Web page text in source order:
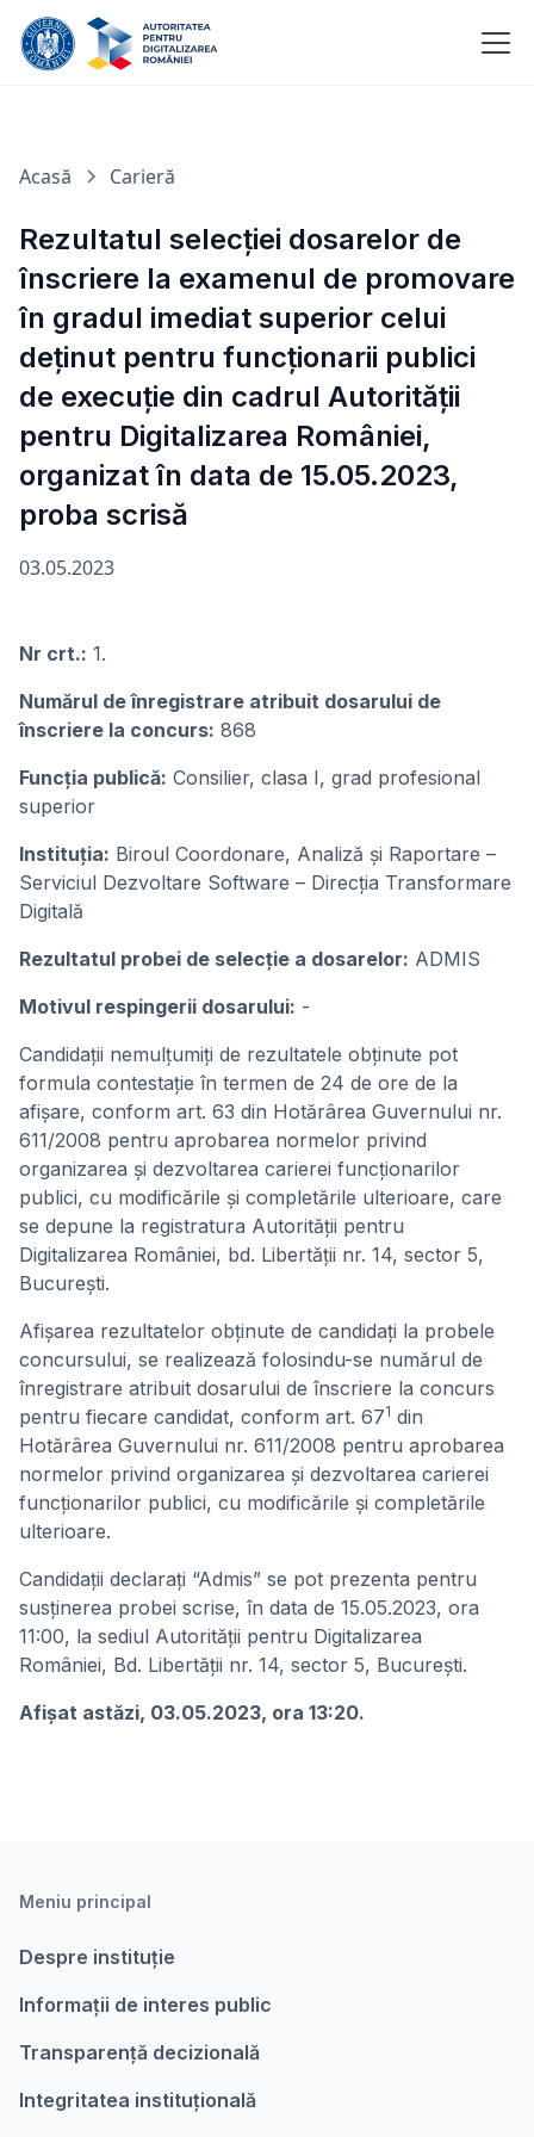
Acasă Carieră
Rezultatul selecţiei dosarelor de
înscriere la examenul de promovare
în gradul imediat superior celui
deținut pentru funcționarii publici
de execuție din cadrul Autorității
pentru Digitalizarea României,
organizat în data de 15.05.2023,
proba scrisă
03.05.2023
Nr crt.: 1.
Numărul de înregistrare atribuit dosarului de
înscriere la concurs: 868
Funcţia publică: Consilier, clasa I, grad profesional
superior
Instituţia: Biroul Coordonare, Analiză și Raportare –
Serviciul Dezvoltare Software – Direcția Transformare
Digitală
Rezultatul probei de selecție a dosarelor: ADMIS
Motivul respingerii dosarului: -
Candidații nemulțumiți de rezultatele obținute pot
formula contestație în termen de 24 de ore de la
afișare, conform art. 63 din Hotărârea Guvernului nr.
611/2008 pentru aprobarea normelor privind
organizarea și dezvoltarea carierei funcționarilor
publici, cu modificările și completările ulterioare, care
se depune la registratura Autorității pentru
Digitalizarea României, bd. Libertății nr. 14, sector 5,
București.
Afişarea rezultatelor obţinute de candidaţi la probele
concursului, se realizează folosindu-se numărul de
înregistrare atribuit dosarului de înscriere la concurs
pentru fiecare candidat, conform art. 671 din
Hotărârea Guvernului nr. 611/2008 pentru aprobarea
normelor privind organizarea și dezvoltarea carierei
funcționarilor publici, cu modificările și completările
ulterioare.
Candidații declarați “Admis” se pot prezenta pentru
susținerea probei scrise, în data de 15.05.2023, ora
11:00, la sediul Autorității pentru Digitalizarea
României, Bd. Libertății nr. 14, sector 5, București.
Afişat astăzi, 03.05.2023, ora 13:20.
Meniu principal
Despre instituție
Informații de interes public
Transparență decizională
Integritatea instituțională